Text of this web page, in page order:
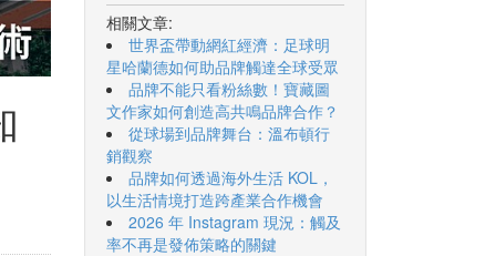
相關文章:
世界盃帶動網紅經濟：足球明
星哈蘭德如何助品牌觸達全球受眾
品牌不能只看粉絲數！寶藏圖
文作家如何創造高共鳴品牌合作？
從球場到品牌舞台：溫布頓行
銷觀察
品牌如何透過海外生活 KOL，
以生活情境打造跨產業合作機會
2026 年 Instagram 現況：觸及
率不再是發佈策略的關鍵